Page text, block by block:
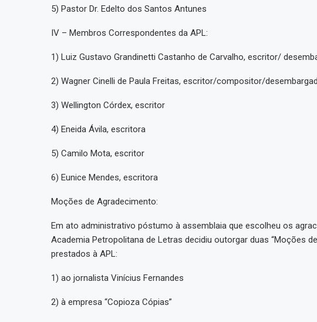
5) Pastor Dr. Edelto dos Santos Antunes
IV – Membros Correspondentes da APL:
1) Luiz Gustavo Grandinetti Castanho de Carvalho, escritor/
2) Wagner Cinelli de Paula Freitas, escritor/compositor/
3) Wellington Córdex, escritor
4) Eneida Ávila, escritora
5) Camilo Mota, escritor
6) Eunice Mendes, escritora
Moções de Agradecimento:
Em ato administrativo póstumo à assemblaia que escolheu os
Academia Petropolitana de Letras decidiu outorgar duas “Moções
prestados à APL:
1) ao jornalista Vinícius Fernandes
2) à empresa “Copioza Cópias”